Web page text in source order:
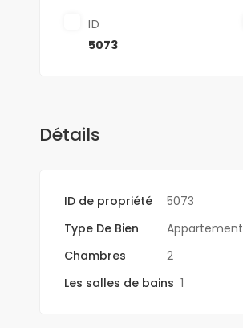
ID
5073
Détails
ID de propriété 5073
Type De Bien
Appartement
Chambres
2
Les salles de bains 1